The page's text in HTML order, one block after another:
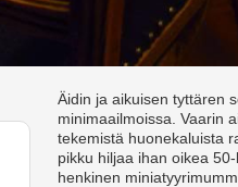
Äidin ja aikuisen tyttären
minimaailmoissa. Vaarin
tekemistä huonekaluista
pikku hiljaa ihan oikea
henkinen